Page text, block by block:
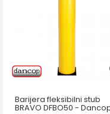
Barijera fleksibilni stub
BRAVO DFBO50 -